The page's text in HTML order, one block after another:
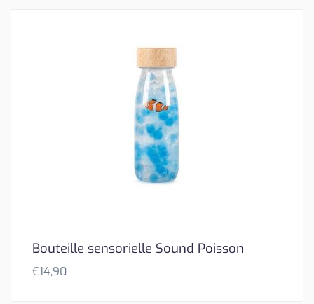
Bouteille sensorielle Sound Poisson
€14,90